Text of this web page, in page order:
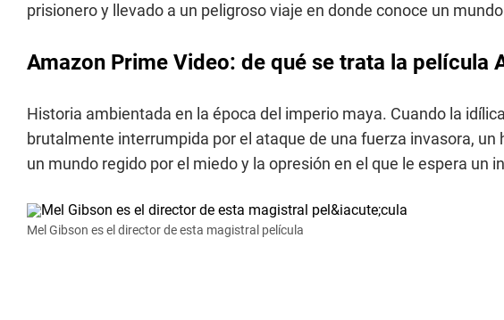
prisionero y llevado a un peligroso viaje en donde conoce un
Amazon Prime Video: de qué se trata la película
Historia ambientada en la época del imperio maya. Cuando la
brutalmente interrumpida por el ataque de una fuerza invasora,
un mundo regido por el miedo y la opresión en el que le espera un
Mel Gibson es el director de esta magistral película